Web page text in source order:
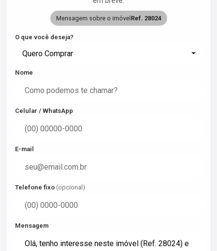
Mensagem sobre o imóvelRef. 28024
O que você deseja?
Quero Comprar
Nome
Celular / WhatsApp
E-mail
Telefone fixo (opcional)
Mensagem